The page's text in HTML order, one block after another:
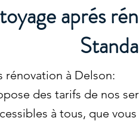
aprés
rénovation à Delson:
des tarifs de nos
à tous, que vous